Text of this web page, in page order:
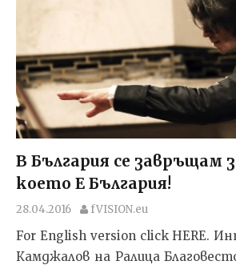
В България се завръщам
което Е България!
28.04.2016 fVISION.eu
For English version click HERE.
Камджалов на Ралица